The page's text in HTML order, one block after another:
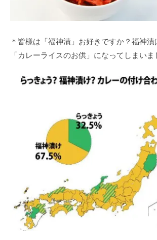
＊皆様は「福神漬」お好きですか？福神
「カレーライスのお供」になってしまいま